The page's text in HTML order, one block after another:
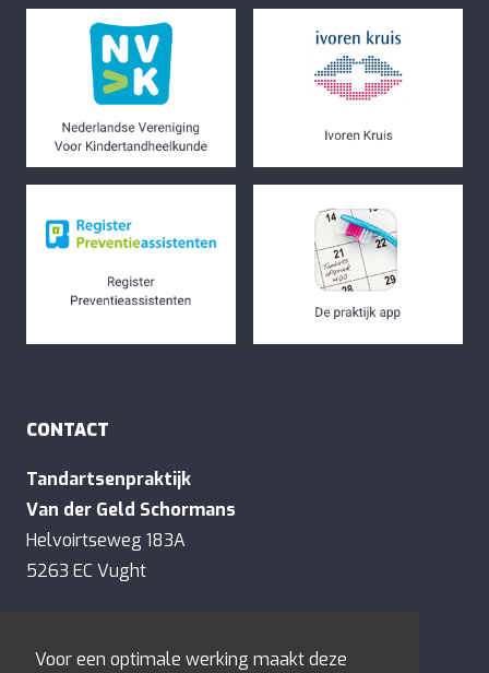
Voor een optimale werking maakt deze
CONTACT
Tandartsenpraktijk
Van der Geld Schormans
Helvoirtseweg 183A
5263 EC Vught
T:073-6577128